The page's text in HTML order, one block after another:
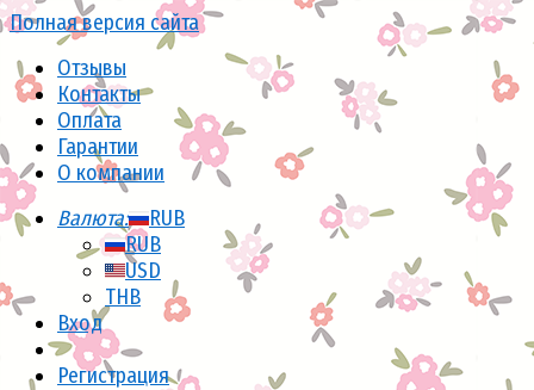
Полная версия сайта
Отзывы
Контакты
Оплата
Гарантии
О компании
Валюта:
RUB
RUB
USD
THB
Вход
Регистрация